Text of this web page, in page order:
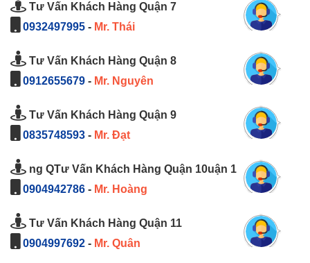
Tư Vấn Khách Hàng Quận 7
0932497995 - Mr. Thái
Tư Vấn Khách Hàng Quận 8
0912655679 - Mr. Nguyên
Tư Vấn Khách Hàng Quận 9
0835748593 - Mr. Đạt
ng QTư Vấn Khách Hàng Quận 10uận 1
0904942786 - Mr. Hoàng
Tư Vấn Khách Hàng Quận 11
0904997692 - Mr. Quân